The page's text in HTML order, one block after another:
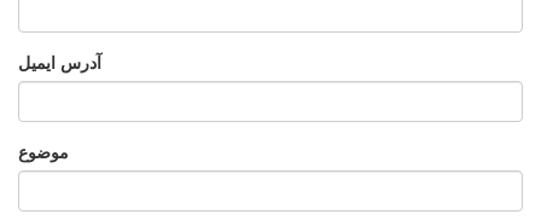
آدرس ایمیل
موضوع